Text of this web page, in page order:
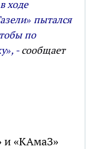
ходе
пытался
по
-сообщает
и «КАмаЗ»